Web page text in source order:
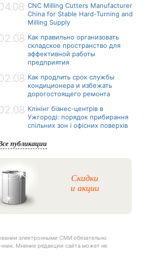
CNC Milling Cutters Manufacturer
China for Stable Hard-Turning and
Milling Supply
Как правильно организовать
складское пространство для
эффективной работы
предприятия
Как продлить срок службы
кондиционера и избежать
дорогостоящего ремонта
Клінінг бізнес-центрів в
Ужгороді: порядок прибирання
спільних зон і офісних поверхів
публикации
Скидки
и акции
электронными СМИ обязательно
Мнение редакции сайта может не